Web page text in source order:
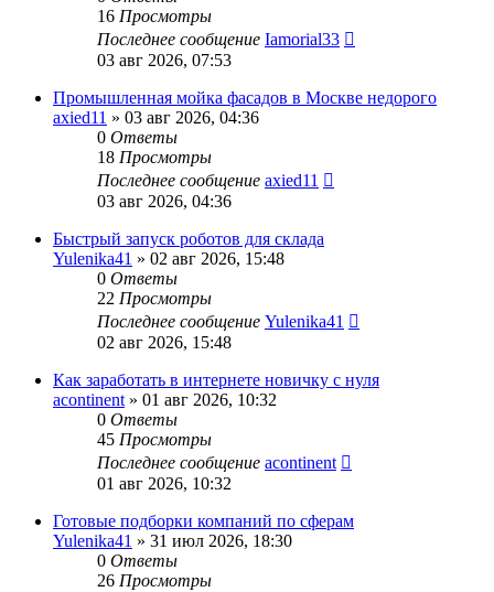
16 Просмотры
Последнее сообщение Iamorial33
03 авг 2026, 07:53
Промышленная мойка фасадов в Москве недорого
axied11 » 03 авг 2026, 04:36
0 Ответы
18 Просмотры
Последнее сообщение axied11
03 авг 2026, 04:36
Быстрый запуск роботов для склада
Yulenika41 » 02 авг 2026, 15:48
0 Ответы
22 Просмотры
Последнее сообщение Yulenika41
02 авг 2026, 15:48
Как заработать в интернете новичку с нуля
acontinent » 01 авг 2026, 10:32
0 Ответы
45 Просмотры
Последнее сообщение acontinent
01 авг 2026, 10:32
Готовые подборки компаний по сферам
Yulenika41 » 31 июл 2026, 18:30
0 Ответы
26 Просмотры